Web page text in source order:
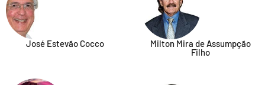
José Estevão Cocco
Milton Mira de Assumpção
Filho